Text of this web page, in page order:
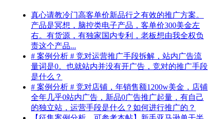
真心请教冷门高客单价新品行之有效的推广方案。
产品是冥想，脑控类电子产品，客单价300美金左
右。有货源，有独家国内专利，老板想由我全权负
责这个产品...
# 案例分析 # 竞对运营推广手段拆解，站内广告流
量词是0。也就站内并没有开广告，竞对的推广手段
是什么？
# 案例分析 # 竞对店铺，年销售额1200w美金，店铺
全年几乎0站内广告，新品0广告推广起量，有自己
的独立站，运营手段是什么？如何进行推广的？